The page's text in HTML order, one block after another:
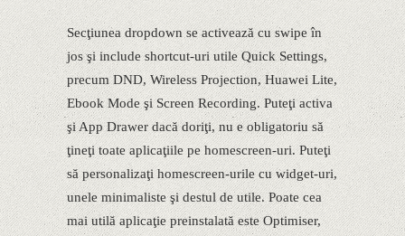
Secţiunea dropdown se activează cu swipe în
jos şi include shortcut-uri utile Quick Settings,
precum DND, Wireless Projection, Huawei Lite,
Ebook Mode şi Screen Recording. Puteţi activa
şi App Drawer dacă doriţi, nu e obligatoriu să
ţineţi toate aplicaţiile pe homescreen-uri. Puteţi
să personalizaţi homescreen-urile cu widget-uri,
unele minimaliste şi destul de utile. Poate cea
mai utilă aplicaţie preinstalată este Optimiser,